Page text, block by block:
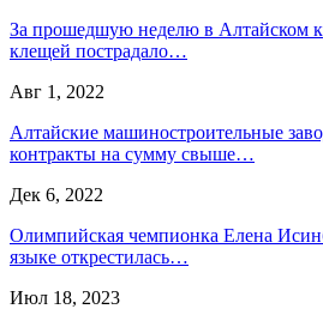
За прошедшую неделю в Алтайском
клещей пострадало…
Авг 1, 2022
Алтайские машиностроительные
контракты на сумму свыше…
Дек 6, 2022
Олимпийская чемпионка Елена
языке открестилась…
Июл 18, 2023